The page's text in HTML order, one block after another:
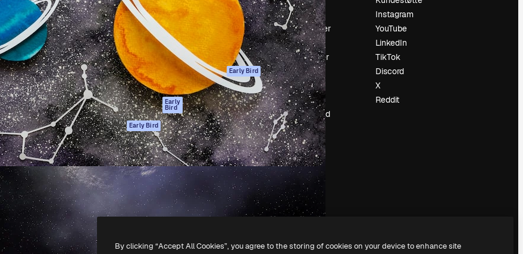
1 million abonnenter
byråer og studioer.
AI-assistent
AI Image Generator
AI-videogenerator
AI-
stemmegenerator
Arkivinnhold
MCP for
Claude/ChatGPT
Early
Bird
Agenter Early Bird
API
Mobilapp
Alle Magnific-
verktøy
Dokumentasjon
Support
Vilkår for bruk
Personvernerklæring
Originaler Early Bird
Retningslinjer for
informasjonskapsler
Tillitssenter
Affiliates
For bedrifter
Om oss
Anmeldelser
Karrierer
Søketrender
Blogg
Hendelser
Slidesgo
Selg innhold
Presserom
Leter etter
magnific.ai
Instagram
YouTube
LinkedIn
TikTok
Discord
X
Reddit
Freepik Company S.L.U. Alle rettigheter forbeholdt.
By clicking “Accept All Cookies”, you agree to the storing of cookies on your device to enhance site